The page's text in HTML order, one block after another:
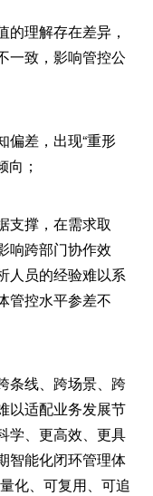
理解存在差异，
一致，影响管控公
偏差，出现“重形
向；
支撑，在需求取
响跨部门协作效
人员的经验难以系
管控水平参差不
条线、跨场景、跨
以适配业务发展节
学、更高效、更具
智能化闭环管理体
化、可复用、可追